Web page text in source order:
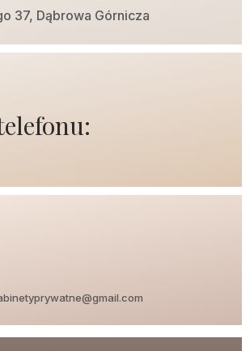
37, Dąbrowa Górnicza